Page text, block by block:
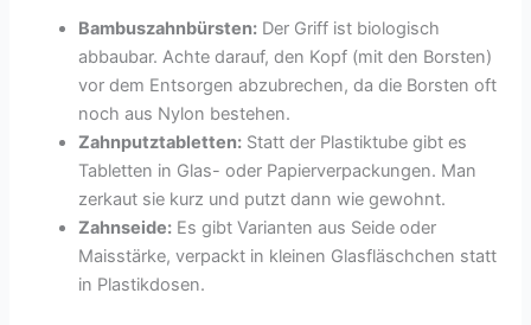
Bambuszahnbürsten: Der Griff ist biologisch
abbaubar. Achte darauf, den Kopf (mit den Borsten)
vor dem Entsorgen abzubrechen, da die Borsten oft
noch aus Nylon bestehen.
Zahnputztabletten: Statt der Plastiktube gibt es
Tabletten in Glas- oder Papierverpackungen. Man
zerkaut sie kurz und putzt dann wie gewohnt.
Zahnseide: Es gibt Varianten aus Seide oder
Maisstärke, verpackt in kleinen Glasfläschchen statt
in Plastikdosen.